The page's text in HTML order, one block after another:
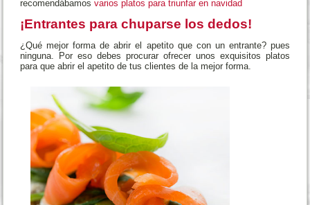
recomendábamosvarios platos para triunfar en navidad
¡Entrantes para chuparse los dedos!
¿Qué mejor forma de abrir el apetito que con un entrante? pues
ninguna. Por eso debes procurar ofrecer unos exquisitos platos
para que abrir el apetito de tus clientes de la mejor forma.